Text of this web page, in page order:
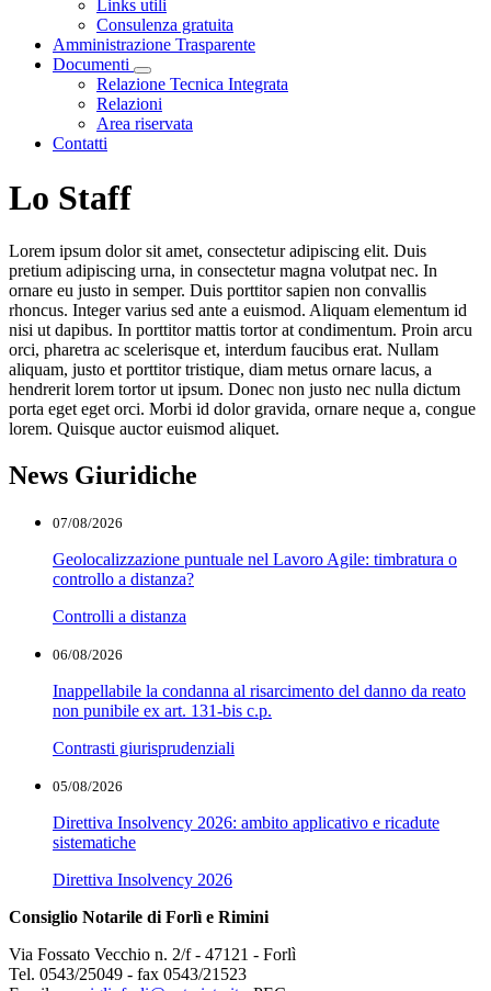
Links utili
Consulenza gratuita
Amministrazione Trasparente
Documenti
Visualizza menù di secondo livello
Relazione Tecnica Integrata
Relazioni
Area riservata
Contatti
Lo Staff
Lorem ipsum dolor sit amet, consectetur adipiscing elit. Duis
pretium adipiscing urna, in consectetur magna volutpat nec. In
ornare eu justo in semper. Duis porttitor sapien non convallis
rhoncus. Integer varius sed ante a euismod. Aliquam elementum id
nisi ut dapibus. In porttitor mattis tortor at condimentum. Proin arcu
orci, pharetra ac scelerisque et, interdum faucibus erat. Nullam
aliquam, justo et porttitor tristique, diam metus ornare lacus, a
hendrerit lorem tortor ut ipsum. Donec non justo nec nulla dictum
porta eget eget orci. Morbi id dolor gravida, ornare neque a, congue
lorem. Quisque auctor euismod aliquet.
News Giuridiche
07/08/2026
Geolocalizzazione puntuale nel Lavoro Agile: timbratura o
controllo a distanza?
Controlli a distanza
06/08/2026
Inappellabile la condanna al risarcimento del danno da reato
non punibile ex art. 131-bis c.p.
Contrasti giurisprudenziali
05/08/2026
Direttiva Insolvency 2026: ambito applicativo e ricadute
sistematiche
Direttiva Insolvency 2026
Consiglio Notarile di Forlì e Rimini
Via Fossato Vecchio n. 2/f - 47121 - Forlì
Tel. 0543/25049 - fax 0543/21523